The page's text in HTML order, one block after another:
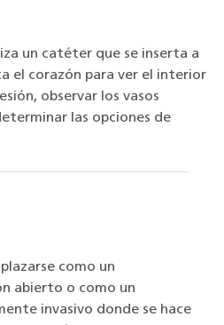
un catéter que se inserta a
el corazón para ver el interior
observar los vasos
las opciones de
como un
abierto o como un
invasivo donde se hace